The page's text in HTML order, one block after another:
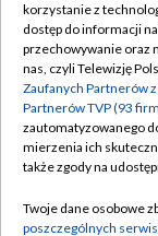
Abonament
Emisja w TVP
Centrum
Naziemna
Rada
korzystanie z
dostęp do informacji
przechowywanie oraz
nas, czyli Telewizję
Zaufanych Partnerów
Partnerów TVP (93
zautomatyzowanego
mierzenia ich
także zgody na
Twoje dane osobowe
poszczególnych